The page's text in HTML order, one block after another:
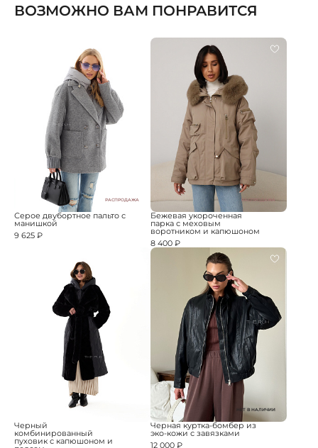
ВОЗМОЖНО ВАМ ПОНРАВИТСЯ
РАСПРОДАЖА
Серое двубортное пальто с
манишкой
9 625 ₽
РАСПРОДАЖА
Бежевая укороченная
парка с меховым
воротником и капюшоном
8 400 ₽
Черный
комбинированный
пуховик с капюшоном и
НЕТ В НАЛИЧИИ
Черная куртка-бомбер из
эко-кожи с завязками
12 000 ₽